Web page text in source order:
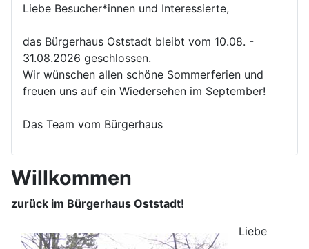
Liebe Besucher*innen und Interessierte,
das Bürgerhaus Oststadt bleibt vom 10.08. -
31.08.2026 geschlossen.
Wir wünschen allen schöne Sommerferien und
freuen uns auf ein Wiedersehen im September!
Das Team vom Bürgerhaus
Willkommen
zurück im Bürgerhaus Oststadt!
Liebe